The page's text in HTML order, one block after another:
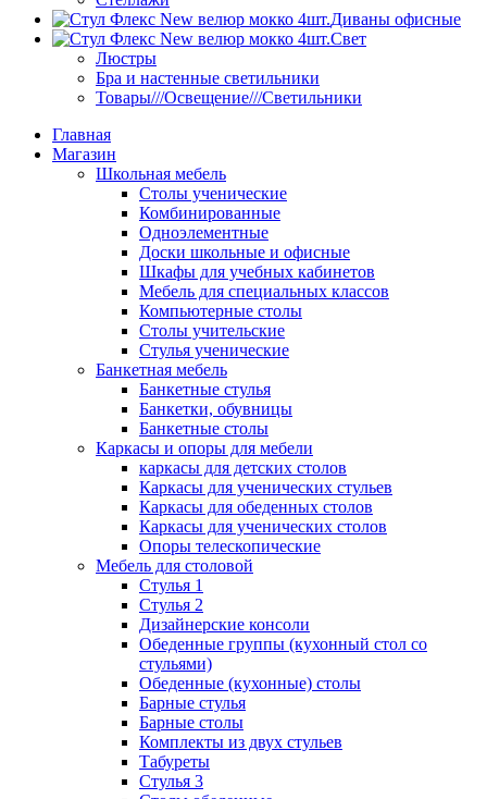
Диваны офисные
Свет
Люстры
Бра и настенные светильники
Товары///Освещение///Светильники
Главная
Магазин
Школьная мебель
Столы ученические
Комбинированные
Одноэлементные
Доски школьные и офисные
Шкафы для учебных кабинетов
Мебель для специальных классов
Компьютерные столы
Столы учительские
Стулья ученические
Банкетная мебель
Банкетные стулья
Банкетки, обувницы
Банкетные столы
Каркасы и опоры для мебели
каркасы для детских столов
Каркасы для ученических стульев
Каркасы для обеденных столов
Каркасы для ученических столов
Опоры телескопические
Мебель для столовой
Стулья 1
Стулья 2
Дизайнерские консоли
Обеденные группы (кухонный стол со
стульями)
Обеденные (кухонные) столы
Барные стулья
Барные столы
Комплекты из двух стульев
Табуреты
Стулья 3